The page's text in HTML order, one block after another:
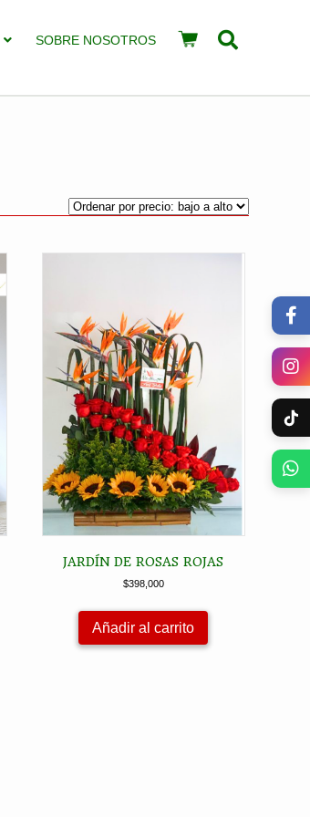
SOBRE NOSOTROS
JARDÍN DE ROSAS ROJAS
$398,000
Añadir al carrito